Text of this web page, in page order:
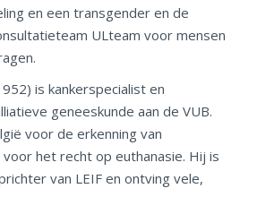
en een transgender en de
ULteam voor mensen
is kankerspecialist en
geneeskunde aan de VUB.
voor de erkenning van
het recht op euthanasie. Hij is
van LEIF en ontving vele,